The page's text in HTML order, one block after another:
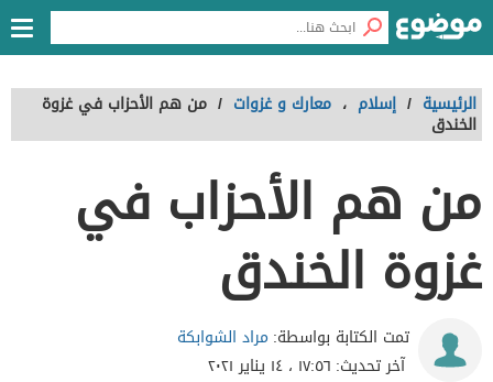
الرئيسية / إسلام ، معارك و غزوات / من هم الأحزاب في غزوة
الخندق
من هم الأحزاب في
غزوة الخندق
تمت الكتابة بواسطة: مراد الشوابكة
آخر تحديث: ١٧:٥٦ ، ١٤ يناير ٢٠٢١